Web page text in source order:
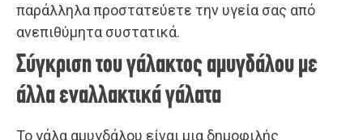
παράλληλα προστατεύετε την υγεία σας από
ανεπιθύμητα συστατικά.
Σύγκριση του γάλακτος αμυγδάλου με
άλλα εναλλακτικά γάλατα
Το γάλα αμυγδάλου είναι μια δημοφιλής